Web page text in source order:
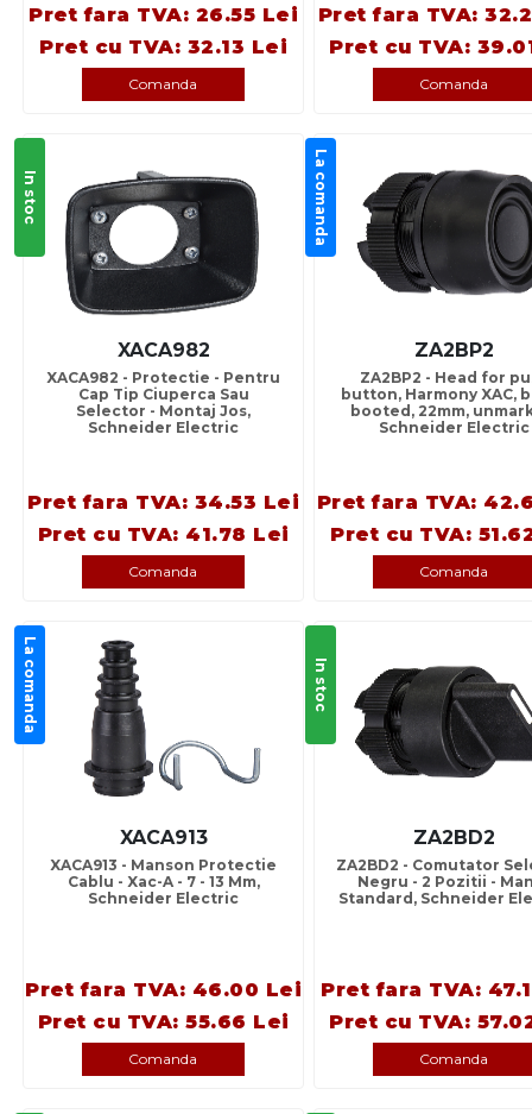
Pret fara TVA: 26.55 Lei
Pret cu TVA: 32.13 Lei
Comanda
Pret fara TVA:
Pret cu TVA:
Comanda
In stoc
XACA982
XACA982 - Protectie - Pentru
Cap Tip Ciuperca Sau
Selector - Montaj Jos,
Schneider Electric
Pret fara TVA: 34.53 Lei
Pret cu TVA: 41.78 Lei
Comanda
La comanda
ZA2BP2
ZA2BP2 - Head for
button, Harmony XAC,
booted, 22mm,
Schneider Electric
Pret fara TVA:
Pret cu TVA:
Comanda
La comanda
XACA913
XACA913 - Manson Protectie
Cablu - Xac-A - 7 - 13 Mm,
Schneider Electric
Pret fara TVA: 46.00 Lei
Pret cu TVA: 55.66 Lei
Comanda
In stoc
ZA2BD2
ZA2BD2 - Comutator
Negru - 2 Pozitii -
Standard, Schneider
Pret fara TVA:
Pret cu TVA:
Comanda